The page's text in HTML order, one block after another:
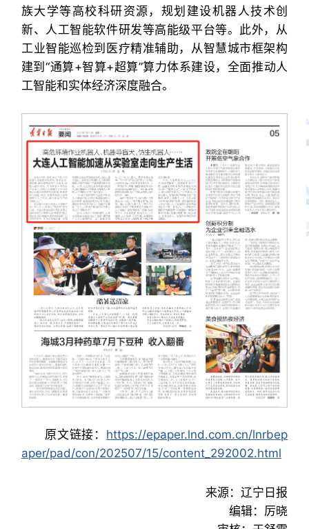
族大学等高校科研资源，规划建设机器人技术创
新、人工智能软件研发等高能级平台等。此外，从
工业智能巡检到医疗精准辅助，从智慧城市框架构
建到“通算+智算+超算”算力体系建设，全面推动人
工智能和实体经济深度融合。
原文链接： https://epaper.lnd.com.cn/lnrbep
aper/pad/con/202507/15/content_292002.html
来源：辽宁日报
编辑：厉晓